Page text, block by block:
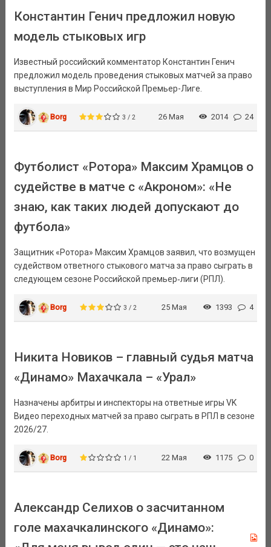
Константин Генич предложил новую
модель стыковых игр
Известный российский комментатор Константин Генич
предложил модель проведения стыковых матчей за право
выступления в Мир Российской Премьер-Лиге.
Borg 3 / 2 26 Мая 2014 24
Футболист «Ротора» Максим Храмцов о
судействе в матче с «Акроном»: «Не
знаю, как таких людей допускают до
футбола»
Защитник «Ротора» Максим Храмцов заявил, что возмущен
судейством ответного стыкового матча за право сыграть в
следующем сезоне Российской премьер‑лиги (РПЛ).
Borg 3 / 2 25 Мая 1393 4
Никита Новиков – главный судья матча
«Динамо» Махачкала – «Урал»
Назначены арбитры и инспекторы на ответные игры VK
Видео переходных матчей за право сыграть в РПЛ в сезоне
2026/27.
Borg 1 / 1 22 Мая 1175 0
Александр Селихов о засчитанном
голе махачкалинского «Динамо»: